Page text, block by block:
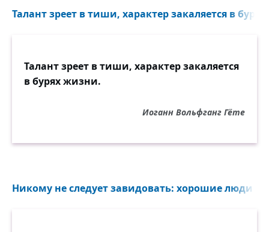
Талант зреет в тиши, характер закаляется в
Талант зреет в тиши, характер закаляется
в бурях жизни.
Иоганн Вольфганг Гёте
Никому не следует завидовать: хорошие люди